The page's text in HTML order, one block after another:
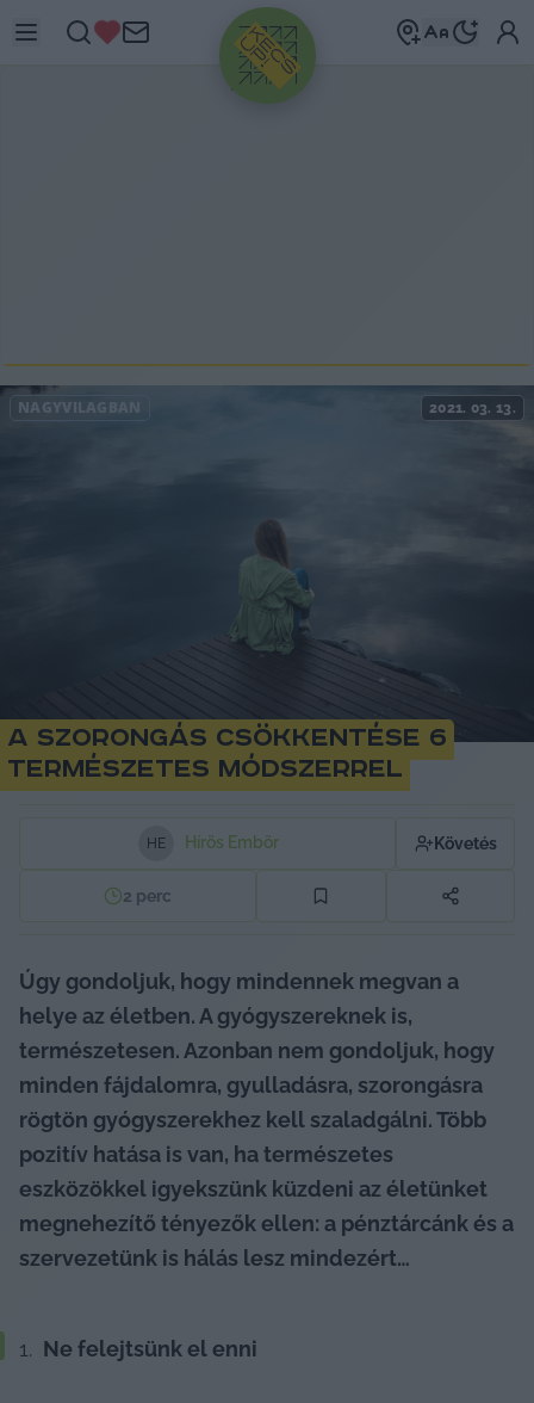
HIRDETÉS
NAGYVILÁGBAN 2021. 03. 13.
A szorongás csökkentése 6
természetes módszerrel
HE Hírös Embör Követés
2 perc
Úgy gondoljuk, hogy mindennek megvan a
helye az életben. A gyógyszereknek is,
természetesen. Azonban nem gondoljuk, hogy
minden fájdalomra, gyulladásra, szorongásra
rögtön gyógyszerekhez kell szaladgálni. Több
pozitív hatása is van, ha természetes
eszközökkel igyekszünk küzdeni az életünket
megnehezítő tényezők ellen: a pénztárcánk és a
szervezetünk is hálás lesz mindezért…
Ne felejtsünk el enni